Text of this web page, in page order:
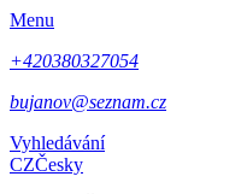
Menu
+420380327054
bujanov@seznam.cz
Vyhledávání
CZČesky